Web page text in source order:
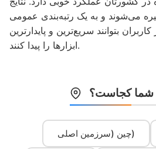
می‌شوند و به یک رتبه‌بندی عمومی
بتوانند سریع‌ترین و پایدارترین
ابزارها را پیدا کنند.
شما کجاست؟
چین (سرزمین اصلی)